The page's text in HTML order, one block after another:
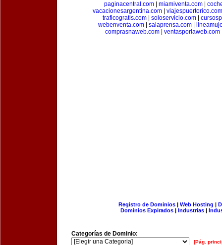
paginacentral.com| miamiventa.com|
vacacionesargentina.com
viajespuertorico.com
traficogratis.com| soloservicio.com|
webenventa.com
salaprensa.com
comprasnaweb.com
ventasporlaweb.com
Registro de Dominios| Web Hosting |
Dominios Expirados | Industrias |
Categorías de Dominio:
[Pág.